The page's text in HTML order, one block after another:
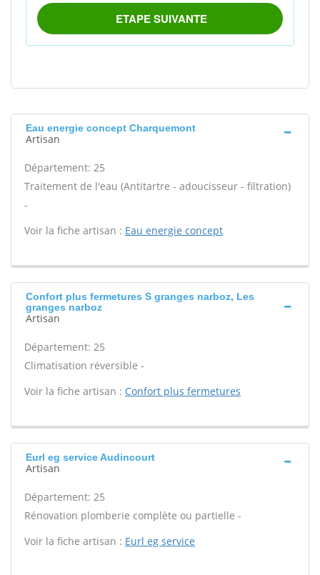
Eau energie concept Charquemont
Artisan
Département: 25
Traitement de l'eau (Antitartre - adoucisseur - filtration)
-
Voir la fiche artisan : Eau energie concept
Confort plus fermetures S granges narboz, Les
granges narboz
Artisan
Département: 25
Climatisation réversible -
Voir la fiche artisan : Confort plus fermetures
Eurl eg service Audincourt
Artisan
Département: 25
Rénovation plomberie complète ou partielle -
Voir la fiche artisan : Eurl eg service